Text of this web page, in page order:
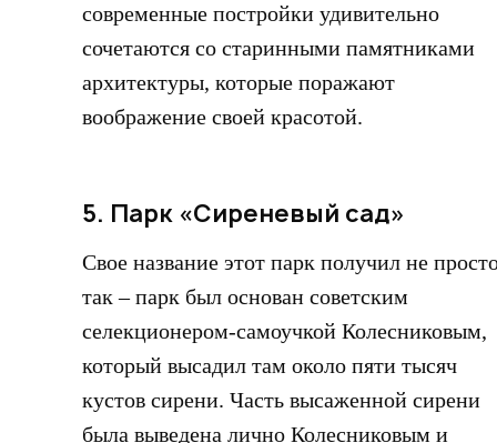
современные постройки удивительно
сочетаются со старинными памятниками
архитектуры, которые поражают
воображение своей красотой.
5. Парк «Сиреневый сад»
Свое название этот парк получил не
так – парк был основан советским
селекционером-самоучкой Колесниковым,
который высадил там около пяти тысяч
кустов сирени. Часть высаженной сирени
была выведена лично Колесниковым и